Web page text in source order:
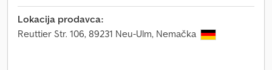
Lokacija prodavca:
Reuttier Str. 106, 89231 Neu-Ulm, Nemačka